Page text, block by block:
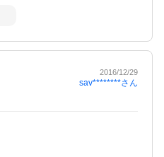
2016/12/29
sav********さん